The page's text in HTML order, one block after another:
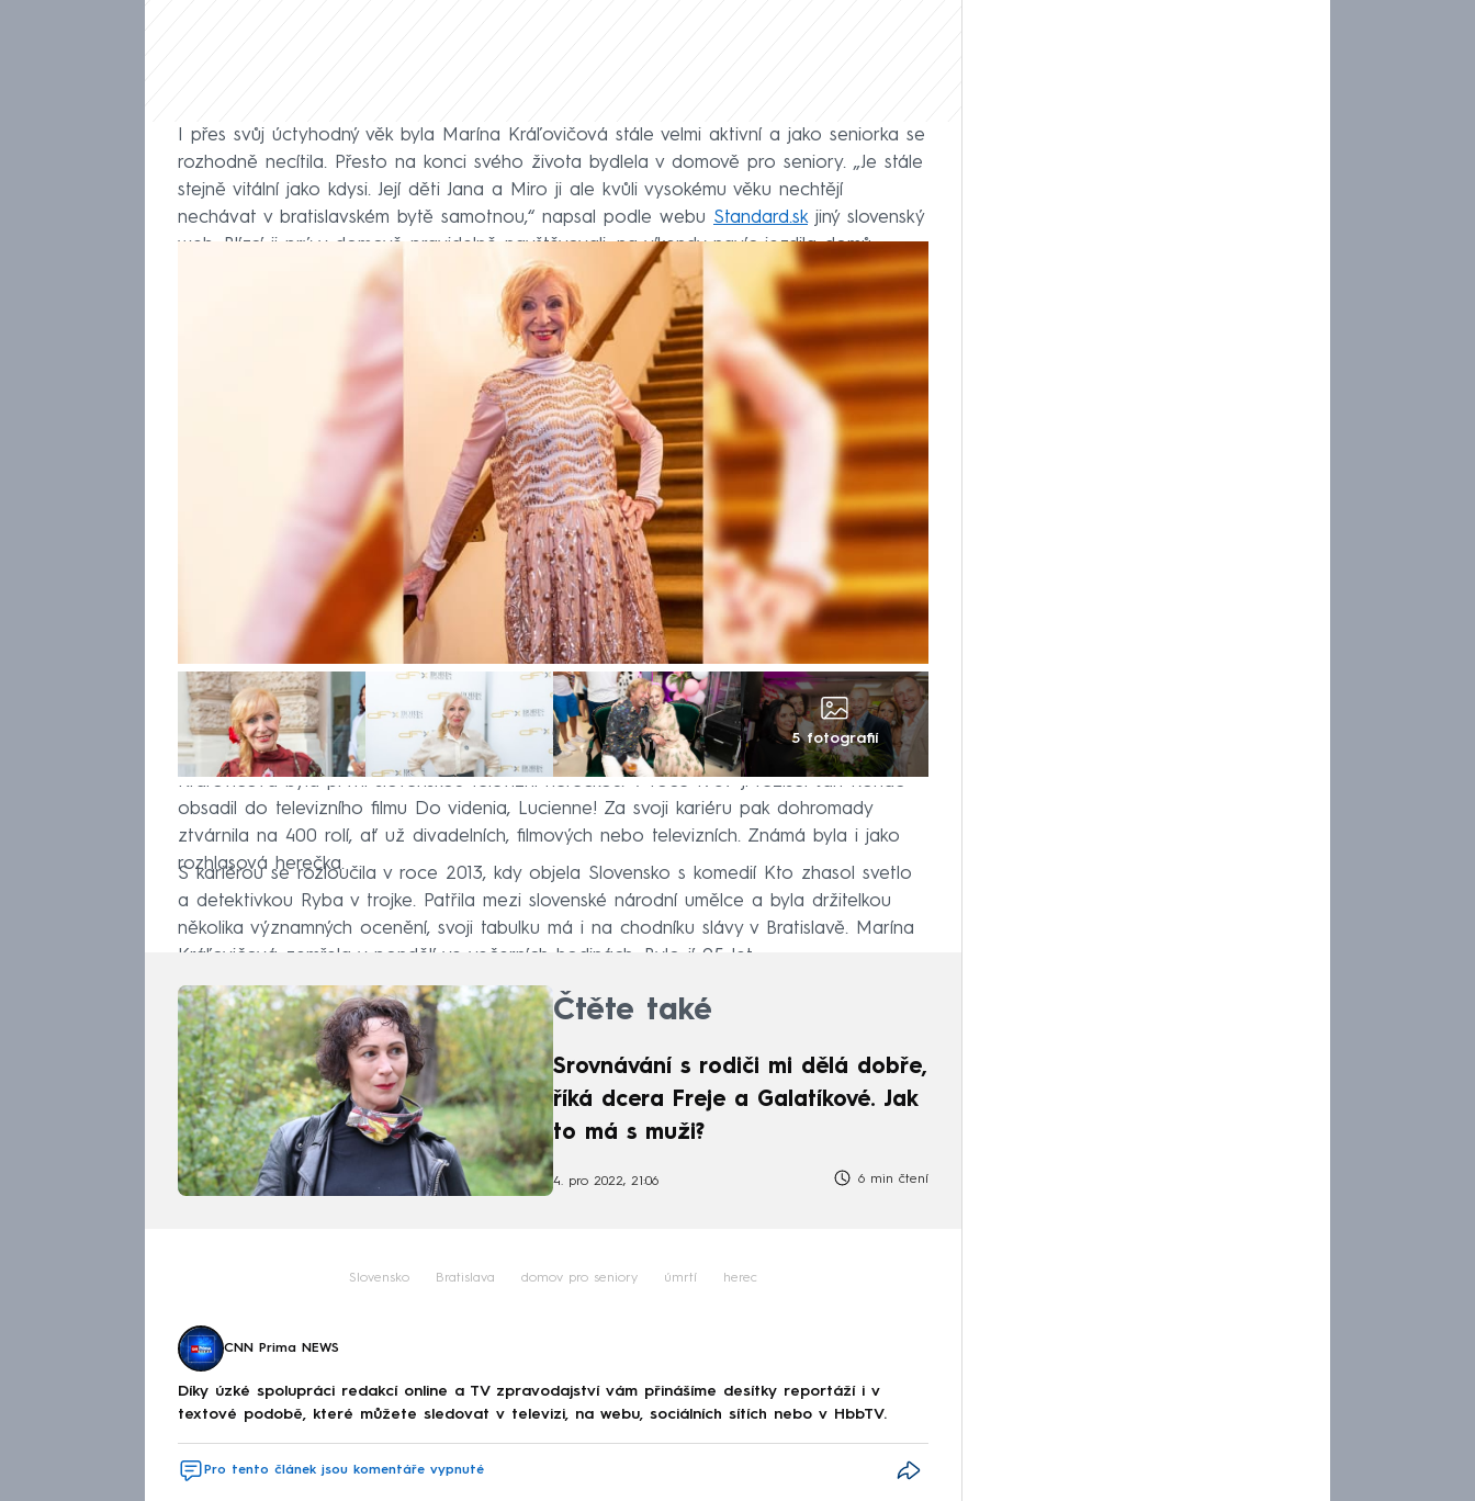
I přes svůj úctyhodný věk byla Marína Kráľovičová stále velmi aktivní a jako seniorka se
rozhodně necítila. Přesto na konci svého života bydlela v domově pro seniory. „Je stále
stejně vitální jako kdysi. Její děti Jana a Miro ji ale kvůli vysokému věku nechtějí
nechávat v bratislavském bytě samotnou,“ napsal podle webu Standard.skjiný slovenský
web. Blízcí ji prý v domově pravidelně navštěvovali, na víkendy navíc jezdila domů.
5 fotografií
Kráľovičová byla první slovenskou televizní herečkou. V roce 1957 ji režisér Ján Roháč
obsadil do televizního filmu Do videnia, Lucienne! Za svoji kariéru pak dohromady
ztvárnila na 400 rolí, ať už divadelních, filmových nebo televizních. Známá byla i jako
rozhlasová herečka.
S kariérou se rozloučila v roce 2013, kdy objela Slovensko s komedií Kto zhasol svetlo
a detektivkou Ryba v trojke. Patřila mezi slovenské národní umělce a byla držitelkou
několika významných ocenění, svoji tabulku má i na chodníku slávy v Bratislavě. Marína
Kráľovičová zemřela v pondělí ve večerních hodinách. Bylo jí 95 let.
Čtěte také
Srovnávání s rodiči mi dělá dobře,
říká dcera Freje a Galatíkové. Jak
to má s muži?
4. pro 2022, 21:06 6 min čtení
Slovensko Bratislava domov pro seniory úmrtí herec
CNN Prima NEWS
Díky úzké spolupráci redakcí online a TV zpravodajství vám přinášíme desítky reportáží i v
textové podobě, které můžete sledovat v televizi, na webu, sociálních sítích nebo v HbbTV.
Pro tento článek jsou komentáře vypnuté